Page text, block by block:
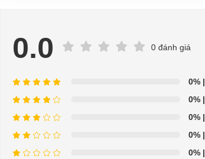
0.0 0 đánh giá
0%|
0%|
0%|
0%|
0%|